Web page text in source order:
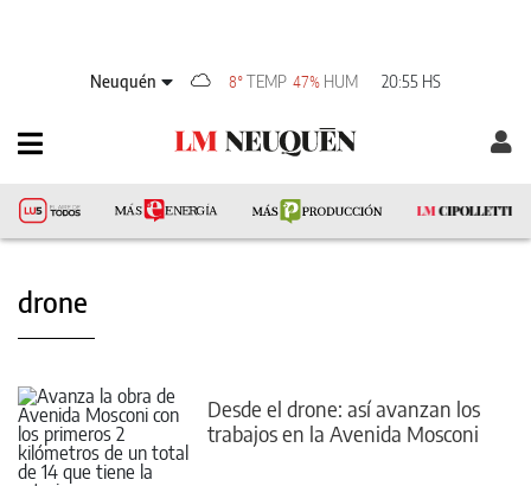
Neuquén 8° TEMP 47% HUM 20:55 HS
drone
Desde el drone: así avanzan los
trabajos en la Avenida Mosconi